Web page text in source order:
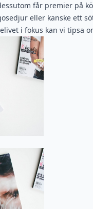
får premier på
eller kanske ett
i fokus kan vi tipsa